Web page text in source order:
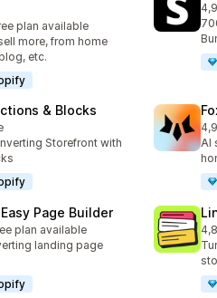
plan available
more, from home
etc.
4,9
& Blocks
Storefront with
4,9
AI
Page Builder
plan available
landing page
4,8